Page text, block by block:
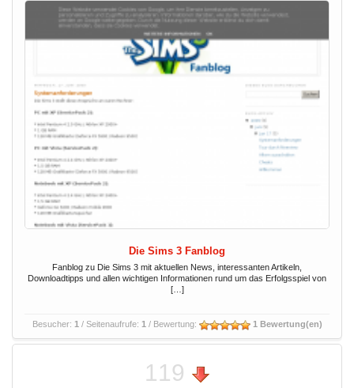
Die Sims 3 Fanblog
Fanblog zu Die Sims 3 mit aktuellen News, interessanten Artikeln,
Downloadtipps und allen wichtigen Informationen rund um das Erfolgsspiel von
[…]
Besucher: 1 / Seitenaufrufe: 1 / Bewertung: 1 Bewertung(en)
119